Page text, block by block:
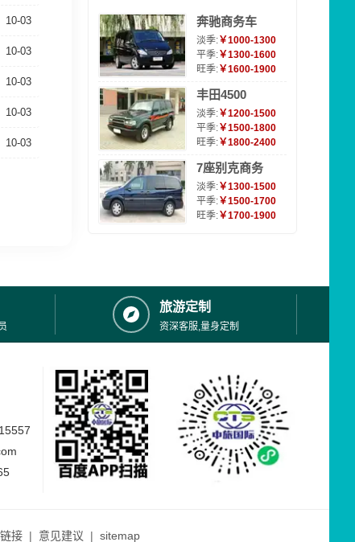
10-03
10-03
10-03
10-03
10-03
奔驰商务车
淡季:￥1000-1300
平季:￥1300-1600
旺季:￥1600-1900
丰田4500
淡季:￥1200-1500
平季:￥1500-1800
旺季:￥1800-2400
7座别克商务
淡季:￥1300-1500
平季:￥1500-1700
旺季:￥1700-1900
旅游定制
资深客服,量身定制
接 | 意见建议 | sitemap